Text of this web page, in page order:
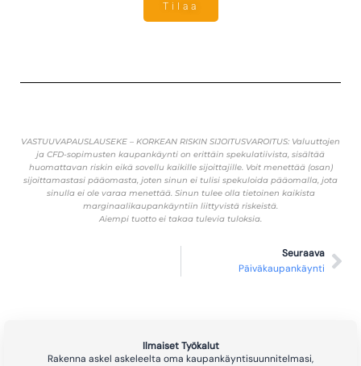
Tilaa
VASTUUVAPAUSLAUSEKE – KORKEAN RISKIN SIJOITUSVAROITUS: Valuuttojen
ja CFD-sopimusten kaupankäynti on erittäin spekulatiivista, sisältää
huomattavan riskin eikä sovellu kaikille sijoittajille. Voit menettää (osan)
sijoittamastasi pääomasta, joten sinun ei tulisi spekuloida pääomalla, jota
sinulla ei ole varaa menettää. Sinun tulee olla tietoinen kaikista
marginaalikaupankäyntiin liittyvistä riskeistä.
Aiempi tuotto ei takaa tulevia tuloksia.
Seuraava
Päiväkaupankäynti
Ilmaiset Työkalut
Rakenna askel askeleelta oma kaupankäyntisuunnitelmasi,